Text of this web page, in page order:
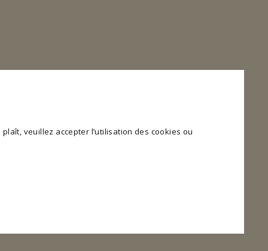
veuillez accepter l’utilisation des cookies ou